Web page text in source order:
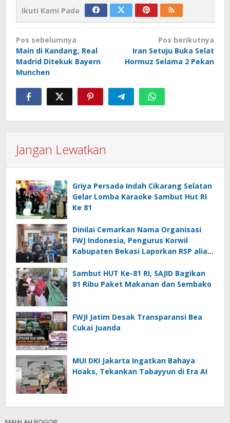
Ikuti Kami Pada
Navigasi
pos
Pos sebelumnya
Main di Kandang, Real
Madrid Ditekuk Bayern
Munchen
Pos berikutnya
Iran Setuju Buka Selat
Hormuz Selama 2 Pekan
Jangan Lewatkan
Griya Persada Indah Cikarang Selatan
Gelar Lomba Karaoke Sambut Hut RI
Ke 81
Dinilai Cemarkan Nama Organisasi
FWJ Indonesia, Pengurus Korwil
Kabupaten Bekasi Laporkan RSP alias
Sambut HUT Ke-81 RI, SAJID Bagikan
81 Ribu Paket Makanan dan Sembako
FWJI Jatim Desak Transparansi Bea
Cukai Juanda
MUI DKI Jakarta Ingatkan Bahaya
Hoaks, Tekankan Tabayyun di Era AI